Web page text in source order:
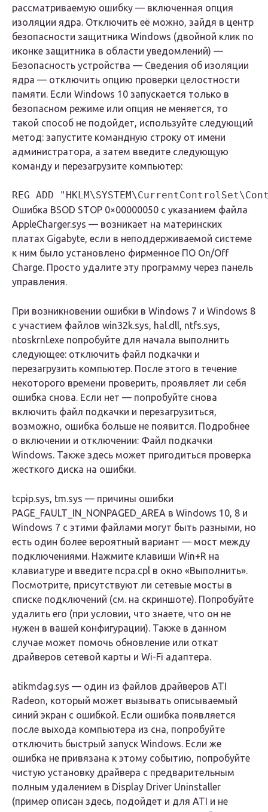
рассматриваемую ошибку — включенная опция
изоляции ядра. Отключить её можно, зайдя в центр
безопасности защитника Windows (двойной клик по
иконке защитника в области уведомлений) —
Безопасность устройства — Сведения об изоляции
ядра — отключить опцию проверки целостности
памяти. Если Windows 10 запускается только в
безопасном режиме или опция не меняется, то
такой способ не подойдет, используйте следующий
метод: запустите командную строку от имени
администратора, а затем введите следующую
команду и перезагрузите компьютер:
REG ADD
Ошибка BSOD STOP 0×00000050 с указанием файла
AppleCharger.sys — возникает на материнских
платах Gigabyte, если в неподдерживаемой системе
к ним было установлено фирменное ПО On/Off
Charge. Просто удалите эту программу через панель
управления.
При возникновении ошибки в Windows 7 и Windows 8
с участием файлов win32k.sys, hal.dll, ntfs.sys,
ntoskrnl.exe попробуйте для начала выполнить
следующее: отключить файл подкачки и
перезагрузить компьютер. После этого в течение
некоторого времени проверить, проявляет ли себя
ошибка снова. Если нет — попробуйте снова
включить файл подкачки и перезагрузиться,
возможно, ошибка больше не появится. Подробнее
о включении и отключении: Файл подкачки
Windows. Также здесь может пригодиться проверка
жесткого диска на ошибки.
tcpip.sys, tm.sys — причины ошибки
PAGE_FAULT_IN_NONPAGED_AREA в Windows 10, 8 и
Windows 7 с этими файлами могут быть разными, но
есть один более вероятный вариант — мост между
подключениями. Нажмите клавиши Win+R на
клавиатуре и введите ncpa.cpl в окно «Выполнить».
Посмотрите, присутствуют ли сетевые мосты в
списке подключений (см. на скриншоте). Попробуйте
удалить его (при условии, что знаете, что он не
нужен в вашей конфигурации). Также в данном
случае может помочь обновление или откат
драйверов сетевой карты и Wi-Fi адаптера.
atikmdag.sys — один из файлов драйверов ATI
Radeon, который может вызывать описываемый
синий экран с ошибкой. Если ошибка появляется
после выхода компьютера из сна, попробуйте
отключить быстрый запуск Windows. Если же
ошибка не привязана к этому событию, попробуйте
чистую установку драйвера с предварительным
полным удалением в Display Driver Uninstaller
(пример описан здесь, подойдет и для ATI и не